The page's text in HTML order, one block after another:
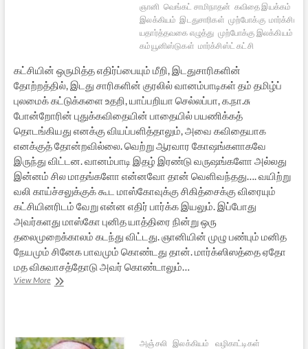
ஞானி வெங்கட் சாமிநாதன் கவிதை இயக்கம்
இலக்கியம் இடதுசாரிகள் முற்போக்கு மார்க்சியம்
யதார்த்தவகை எழுத்து முற்போக்கு இலக்கியம்
கம்யூனிஸ்டுகள் மார்க்சிஸ்ட் கட்சி
கட்சியின் ஒருமித்த எதிர்ப்பையும் மீறி, இடதுசாரிகளின்
தோற்றத்தில், இடது சாரிகளின் குரலில் வானம்பாடிகள் தம் தமிழ்ப்
புலமைக் கட்டுக்களை உதறி, யாப்பறியா செல்லப்பா, க.நா.சு
போன்றோரின் புதுக்கவிதையின் பாதையில் பயணிக்கத்
தொடங்கியது எனக்கு வியப்பளித்தாலும், அவை கவிதையாக
எனக்குத் தோன்றவில்லை. வெற்று ஆரவார கோஷங்களாகவே
இருந்து விட்டன. வானம்பாடி இதழ் இரண்டு வருஷங்களோ அல்லது
இன்னம் சில மாதங்களோ என்னவோ தான் வெளிவந்தது…. வயிற்று
வலி காய்ச்சலுக்குக் கூட மாஸ்கோவுக்கு சிகித்சைக்கு விரையும்
கட்சியினரிடம் வேறு என்ன எதிர் பார்க்க இயலும். இப்போது
அவர்களது மாஸ்கோ புனித யாத்திரை நின்று ஒரு
தலைமுறைக்காலம் கடந்து விட்டது. ஞானியின் முழு பண்பும் மனித
நேயமும் சினேக பாவமும் கொண்டது தான். மார்க்ஸிஸத்தை ஏதோ
மத விசுவாசத்தோடு அவர் கொண்டாலும்…
View Moreவானம்பாடிகளும்
அஞ்சலி இலக்கியம் வழிகாட்டிகள்